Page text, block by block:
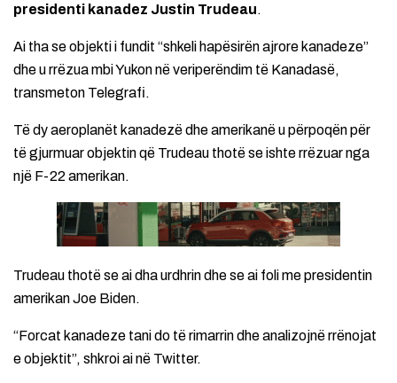
presidenti kanadez Justin Trudeau.
Ai tha se objekti i fundit “shkeli hapësirën ajrore kanadeze”
dhe u rrëzua mbi Yukon në veriperëndim të Kanadasë,
transmeton Telegrafi.
Të dy aeroplanët kanadezë dhe amerikanë u përpoqën për
të gjurmuar objektin që Trudeau thotë se ishte rrëzuar nga
një F-22 amerikan.
Trudeau thotë se ai dha urdhrin dhe se ai foli me presidentin
amerikan Joe Biden.
“Forcat kanadeze tani do të rimarrin dhe analizojnë rrënojat
e objektit”, shkroi ai në Twitter.